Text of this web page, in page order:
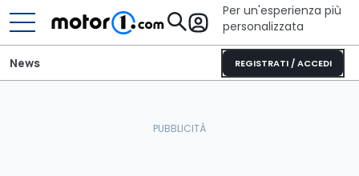
Per un'esperienza più
personalizzata
REGISTRATI / ACCEDI
News